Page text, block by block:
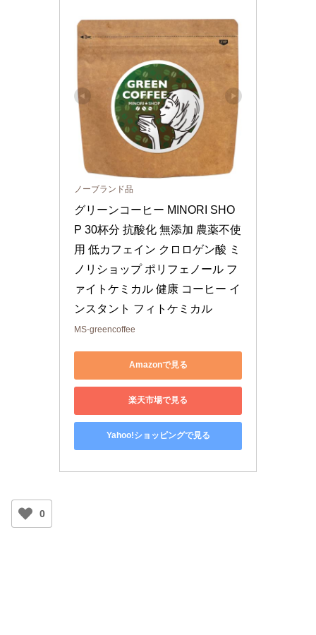
ノーブランド品
グリーンコーヒー MINORI SHO
P 30杯分 抗酸化 無添加 農薬不使
用 低カフェイン クロロゲン酸 ミ
ノリショップ ポリフェノール フ
ァイトケミカル 健康 コーヒー イ
ンスタント フィトケミカル
MS-greencoffee
Amazonで見る
楽天市場で見る
Yahoo!ショッピングで見る
0